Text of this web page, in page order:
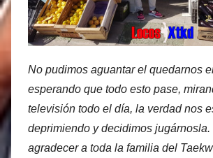
No pudimos aguantar el quedarnos
esperando que todo esto pase,
televisión todo el día, la verdad nos
deprimiendo y decidimos
agradecer a toda la familia del